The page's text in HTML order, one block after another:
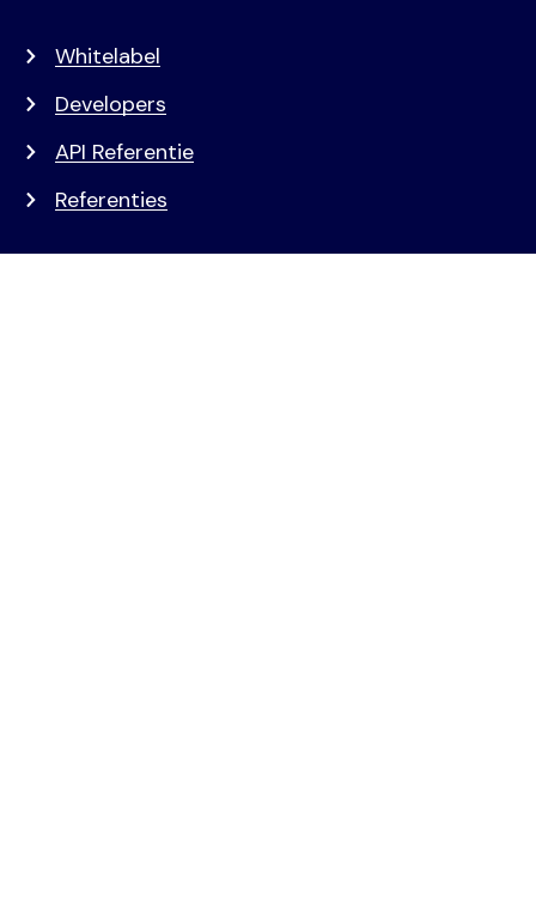
Whitelabel
Developers
API Referentie
Referenties